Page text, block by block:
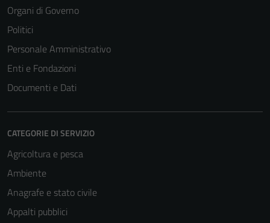
Organi di Governo
Politici
Personale Amministrativo
Enti e Fondazioni
Documenti e Dati
CATEGORIE DI SERVIZIO
Agricoltura e pesca
Ambiente
Anagrafe e stato civile
Appalti pubblici